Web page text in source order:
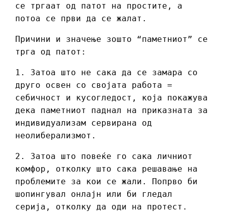
се тргаат од патот на простите, а
потоа се први да се жалат.
Причини и значење зошто “паметниот” се
трга од патот:
1. Затоа што не сака да се замара со
друго освен со својата работа =
себичност и кусогледост, која покажува
дека паметниот паднал на приказната за
индивидуализам сервирана од
неолиберализмот.
2. Затоа што повеќе го сака личниот
комфор, отколку што сака решавање на
проблемите за кои се жали. Попрво би
шопингувал онлајн или би гледал
серија, отколку да оди на протест.